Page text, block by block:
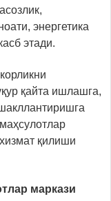
энергетика
этади.
қайта ишлашга,
қилиши
маркази